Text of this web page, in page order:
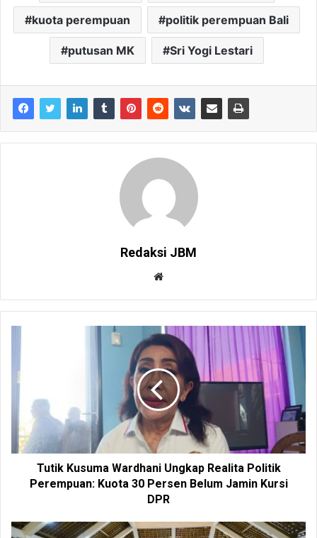
kuota perempuan politik perempuan Bali
putusan MK Sri Yogi Lestari
Redaksi JBM
b
s
i
t
e
Tutik Kusuma Wardhani Ungkap Realita Politik
Perempuan: Kuota 30 Persen Belum Jamin Kursi
DPR